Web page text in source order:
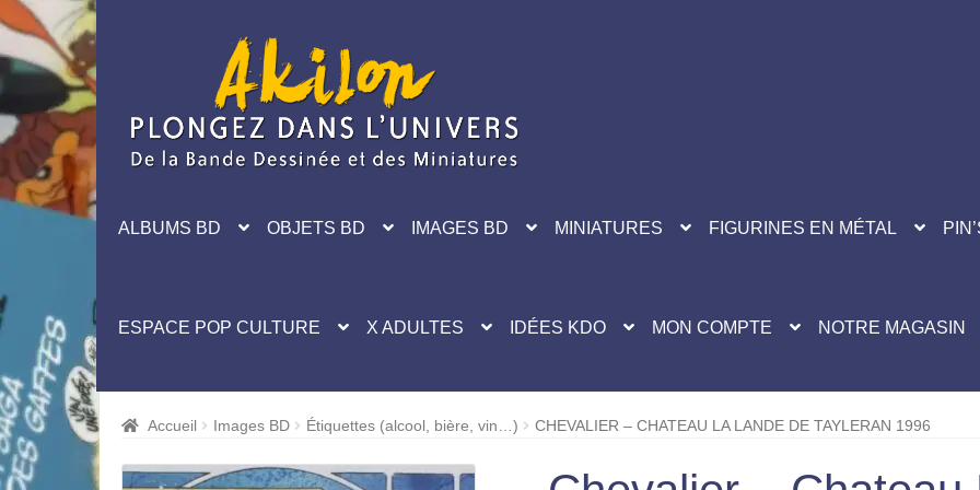
navigation
ALBUMS BD OBJETS BD IMAGES BD MINIATURES FIGURINES EN MÉTAL
ESPACE POP CULTURE X ADULTES IDÉES KDO MON COMPTE NOTRE MAGASIN
Accueil Images BD Étiquettes (alcool, bière, vin…) CHEVALIER – CHATEAU LA LANDE DE TAYLERAN 1996